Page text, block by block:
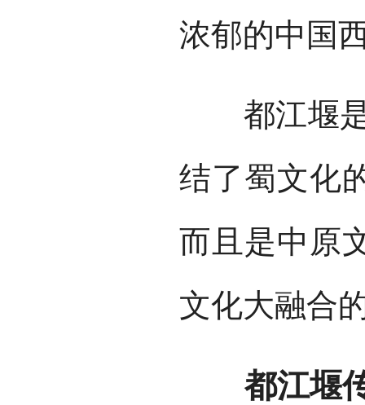
浓郁的中国
都江堰是
结了蜀文化
而且是中原
文化大融合
都江堰传